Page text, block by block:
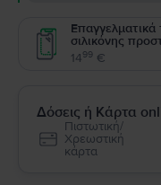
σιλικόνης
1499 €
Δόσεις ή Κάρτα
Πιστωτική/
Χρεωστική
κάρτα